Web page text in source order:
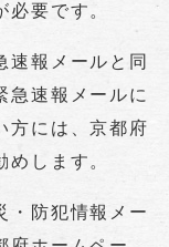
要です。
報メールと同
急速報メールに
方には、京都府
します。
防犯情報メー